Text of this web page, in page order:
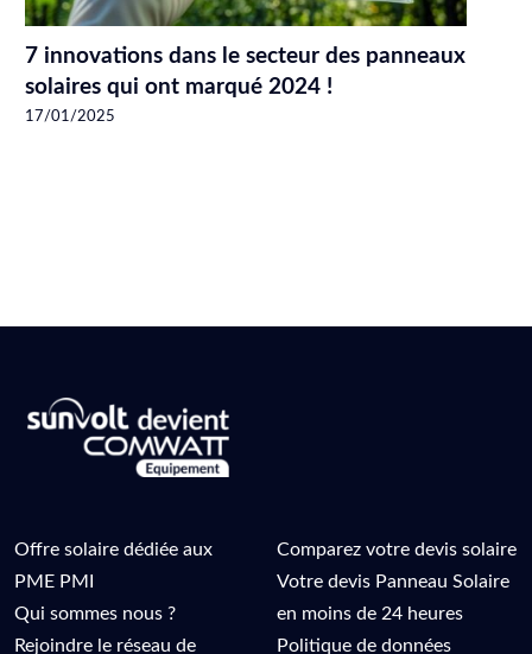
7 innovations dans le secteur des panneaux
solaires qui ont marqué 2024 !
17/01/2025
Offre solaire dédiée aux
PME PMI
Qui sommes nous ?
Rejoindre le réseau de
Comparez votre devis solaire
Votre devis Panneau Solaire
en moins de 24 heures
Politique de données